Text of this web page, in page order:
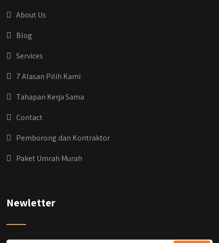
About Us
Blog
Services
7 Alasan Pilih Kami
Tahapan Kerja Sama
Contact
Pemborong dan Kontraktor
Paket Umrah Murah
Newletter